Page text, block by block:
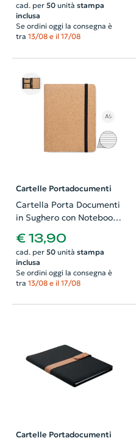
cad. per 50unità stampa
inclusa
Se ordini oggi la consegna è
tra 13/08 e il 17/08
Cartelle Portadocumenti
Cartella Porta Documenti
in Sughero con Notebook
€ 13,90
cad. per 50unità stampa
inclusa
Se ordini oggi la consegna è
tra 13/08 e il 17/08
Cartelle Portadocumenti